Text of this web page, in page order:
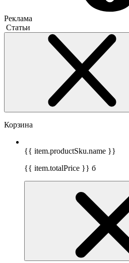
Реклама
Статьи
Корзина
{{ item.productSku.name }}
{{ item.totalPrice }} б